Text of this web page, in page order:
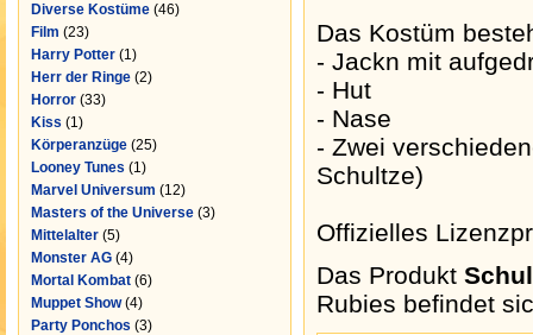
Diverse Kostüme (46)
Film (23)
Harry Potter (1)
Herr der Ringe (2)
Horror (33)
Kiss (1)
Körperanzüge (25)
Looney Tunes (1)
Marvel Universum (12)
Masters of the Universe (3)
Mittelalter (5)
Monster AG (4)
Mortal Kombat (6)
Muppet Show(4)
Party Ponchos (3)
Das Kostüm
- Jackn mit
- Hut
- Nase
- Zwei
Schultze)
Offizielles
Das Produkt
Rubies befindet